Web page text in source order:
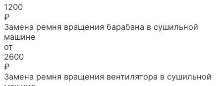
1200
₽
Замена ремня вращения барабана в сушильной
машине
от
2600
₽
Замена ремня вращения вентилятора в сушильной